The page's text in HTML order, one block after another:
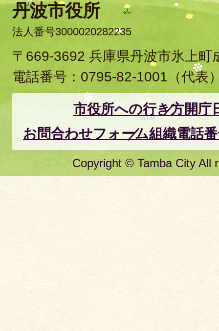
丹波市役所
法人番号3000020282235
〒669-3692 兵庫県丹波市氷上町
電話番号： 0795-82-1001 （代表
市役所への行き方開庁
お問合わせフォーム組織電話
Copyright © Tamba City All